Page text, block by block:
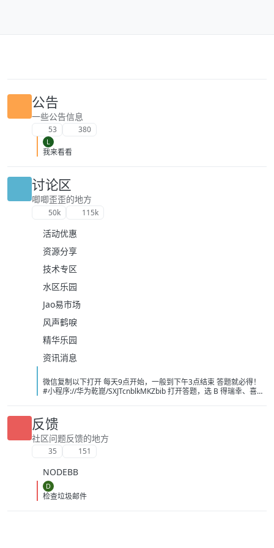
公告
一些公告信息
53 380
L
我来看看
讨论区
唧唧歪歪的地方
50k 115k
活动优惠
资源分享
技术专区
水区乐园
Jao易市场
风声鹤唳
精华乐园
资讯消息
微信复制以下打开 每天9点开始，一般到下午3点结束 答题就必得！
#小程序://华为乾崑/SXJTcnblkMKZbib 打开答题，选 B 得瑞幸、喜茶
1786139243743_%E5%BE%AE%E4%BF%A1%E5%9B%BE%E7%89
%87_20260807104021_214_208.jpg] [image:
1786139251697_%E5%BE%AE%E4%BF%A1%E5%9B%BE%E7%89
%87_20260807101326_13_1581.png] [image:
1786139249056_%E5%BE%AE%E4%BF%A1%E5%9B%BE%E7%89
反馈
社区问题反馈的地方
35 151
NODEBB
D
检查垃圾邮件